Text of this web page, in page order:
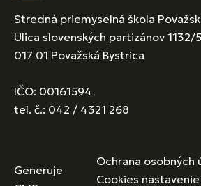
Stredná priemyselná škola
Ulica slovenských partizánov 1132/
017 01 Považská Bystrica
IČO: 00161594
tel. č.: 042 / 4321 268
Generuje
Ochrana osobných
Cookies nastavenie